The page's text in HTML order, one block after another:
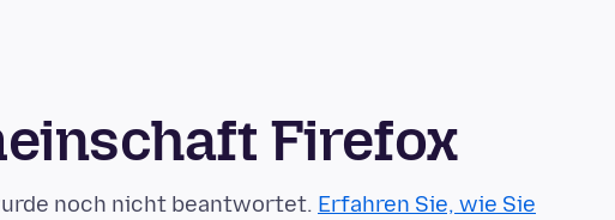
Firefox
noch nicht beantwortet. Erfahren Sie, wie Sie